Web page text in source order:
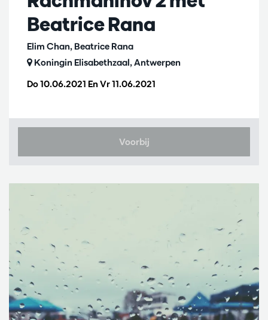
Beatrice Rana
Elim Chan, Beatrice Rana
Do 10.06.2021 EnVr 11.06.2021
Koningin Elisabethzaal, Antwerpen
Voorbij